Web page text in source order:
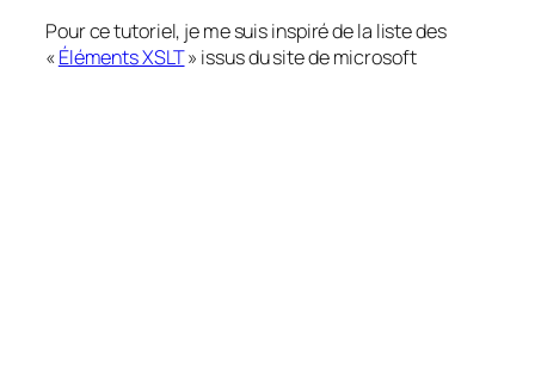
Pour ce tutoriel, je me suis inspiré de la liste des
«Éléments XSLT» issus du site de microsoft